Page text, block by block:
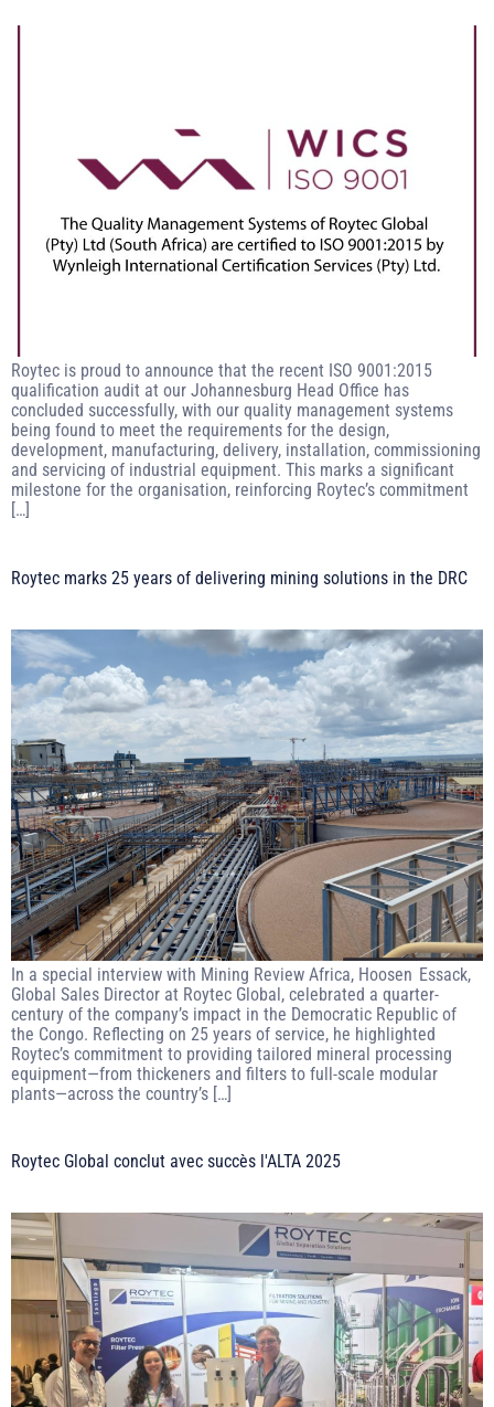
Roytec is proud to announce that the recent ISO 9001:2015
qualification audit at our Johannesburg Head Office has
concluded successfully, with our quality management systems
being found to meet the requirements for the design,
development, manufacturing, delivery, installation, commissioning
and servicing of industrial equipment. This marks a significant
milestone for the organisation, reinforcing Roytec’s commitment
[…]
Roytec marks 25 years of delivering mining solutions in the DRC
In a special interview with Mining Review Africa, Hoosen Essack,
Global Sales Director at Roytec Global, celebrated a quarter-
century of the company’s impact in the Democratic Republic of
the Congo. Reflecting on 25 years of service, he highlighted
Roytec’s commitment to providing tailored mineral processing
equipment—from thickeners and filters to full-scale modular
plants—across the country’s […]
Roytec Global conclut avec succès l'ALTA 2025